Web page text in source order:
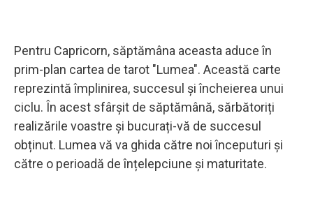
Pentru Capricorn, săptămâna aceasta aduce în
prim-plan cartea de tarot "Lumea". Această carte
reprezintă împlinirea, succesul și încheierea unui
ciclu. În acest sfârșit de săptămână, sărbătoriți
realizările voastre și bucurați-vă de succesul
obținut. Lumea vă va ghida către noi începuturi și
către o perioadă de înțelepciune și maturitate.